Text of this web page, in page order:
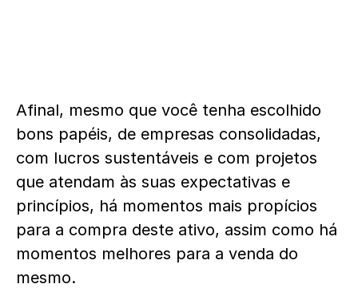
Afinal, mesmo que você tenha escolhido
bons papéis, de empresas consolidadas,
com lucros sustentáveis e com projetos
que atendam às suas expectativas e
princípios, há momentos mais propícios
para a compra deste ativo, assim como há
momentos melhores para a venda do
mesmo.